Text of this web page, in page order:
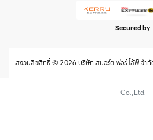
Secured by
สงวนลิขสิทธิ์ © 2026 บริษัท สปอร์ต ฟอร์ ไล้ฟ์ จำ
Co.,Ltd.